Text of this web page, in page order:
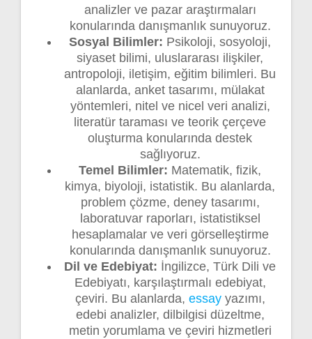
analizler ve pazar araştırmaları
konularında danışmanlık sunuyoruz.
Sosyal Bilimler: Psikoloji, sosyoloji,
siyaset bilimi, uluslararası ilişkiler,
antropoloji, iletişim, eğitim bilimleri. Bu
alanlarda, anket tasarımı, mülakat
yöntemleri, nitel ve nicel veri analizi,
literatür taraması ve teorik çerçeve
oluşturma konularında destek
sağlıyoruz.
Temel Bilimler: Matematik, fizik,
kimya, biyoloji, istatistik. Bu alanlarda,
problem çözme, deney tasarımı,
laboratuvar raporları, istatistiksel
hesaplamalar ve veri görselleştirme
konularında danışmanlık sunuyoruz.
Dil ve Edebiyat: İngilizce, Türk Dili ve
Edebiyatı, karşılaştırmalı edebiyat,
çeviri. Bu alanlarda, essayyazımı,
edebi analizler, dilbilgisi düzeltme,
metin yorumlama ve çeviri hizmetleri